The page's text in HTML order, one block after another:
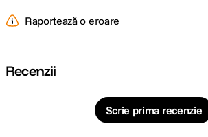
Raportează o eroare
Recenzii
Scrie prima recenzie